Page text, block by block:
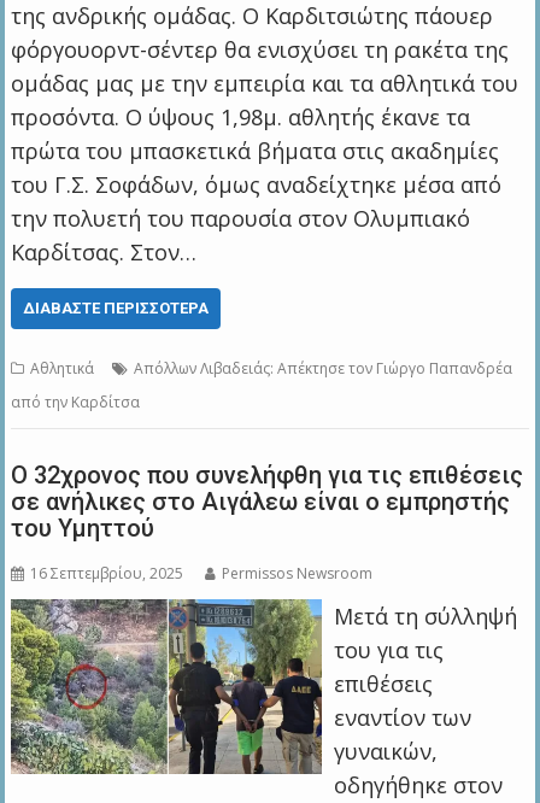
της ανδρικής ομάδας. Ο Καρδιτσιώτης πάουερ
φόργουορντ-σέντερ θα ενισχύσει τη ρακέτα της
ομάδας μας με την εμπειρία και τα αθλητικά του
προσόντα. Ο ύψους 1,98μ. αθλητής έκανε τα
πρώτα του μπασκετικά βήματα στις ακαδημίες
του Γ.Σ. Σοφάδων, όμως αναδείχτηκε μέσα από
την πολυετή του παρουσία στον Ολυμπιακό
Καρδίτσας. Στον…
ΔΙΑΒΆΣΤΕ ΠΕΡΙΣΣΌΤΕΡΑ
Αθλητικά
Απόλλων Λιβαδειάς: Απέκτησε τον Γιώργο Παπανδρέα
από την Καρδίτσα
Ο 32χρονος που συνελήφθη για τις επιθέσεις
σε ανήλικες στο Αιγάλεω είναι ο εμπρηστής
του Υμηττού
16 Σεπτεμβρίου, 2025 Permissos Newsroom
Μετά τη σύλληψή
του για τις
επιθέσεις
εναντίον των
γυναικών,
οδηγήθηκε στον